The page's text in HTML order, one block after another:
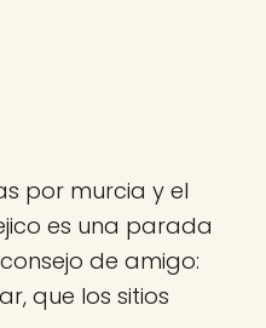
por murcia y el
es una parada
de amigo:
que los sitios